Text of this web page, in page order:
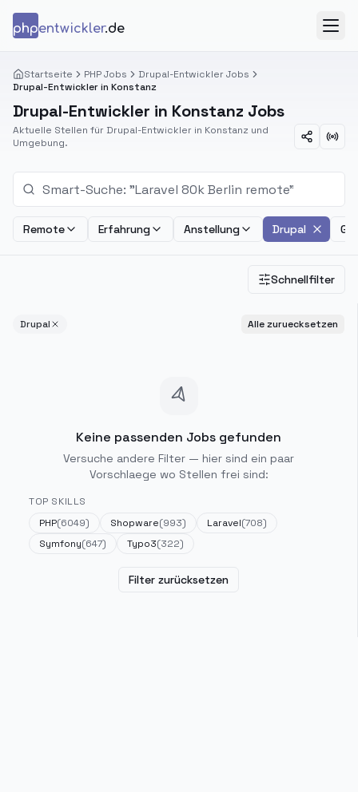
phpentwickler.de
Startseite PHP Jobs
Drupal-Entwickler Jobs
Drupal-Entwickler in Konstanz
Drupal-Entwickler in Konstanz Jobs
Aktuelle Stellen für Drupal-Entwickler in Konstanz und
Umgebung.
Remote Erfahrung Anstellung Drupal
Schnellfilter
Drupal Alle zuruecksetzen
Keine passenden Jobs gefunden
Versuche andere Filter — hier sind ein paar
Vorschlaege wo Stellen frei sind:
TOP SKILLS
PHP(6049) Shopware(993) Laravel(708)
Symfony(647) Typo3(322)
Filter zurücksetzen